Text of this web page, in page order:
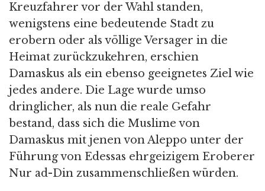
Kreuzfahrer vor der Wahl standen,
wenigstens eine bedeutende Stadt zu
erobern oder als völlige Versager in die
Heimat zurückzukehren, erschien
Damaskus als ein ebenso geeignetes Ziel wie
jedes andere. Die Lage wurde umso
dringlicher, als nun die reale Gefahr
bestand, dass sich die Muslime von
Damaskus mit jenen von Aleppo unter der
Führung von Edessas ehrgeizigem Eroberer
Nur ad-Din zusammenschließen würden.